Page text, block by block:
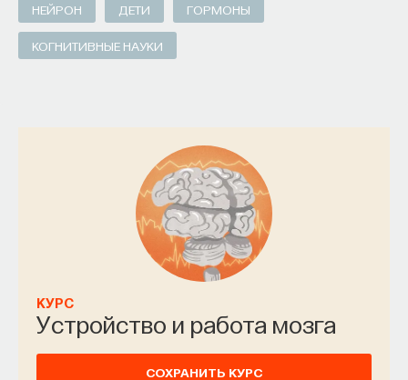
НЕЙРОН ДЕТИ ГОРМОНЫ
КОГНИТИВНЫЕ НАУКИ
КУРС
Устройство и работа мозга
СОХРАНИТЬ КУРС